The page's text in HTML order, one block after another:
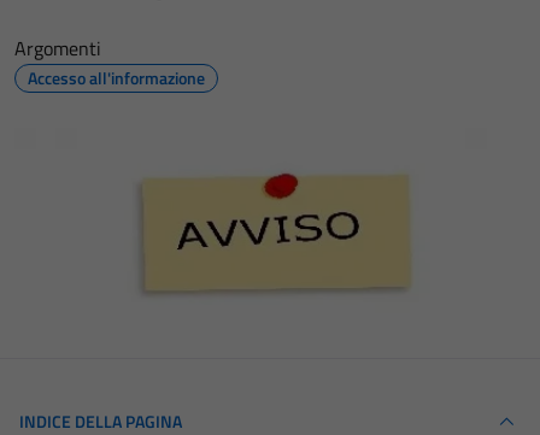
Argomenti
Accesso all'informazione
INDICE DELLA PAGINA